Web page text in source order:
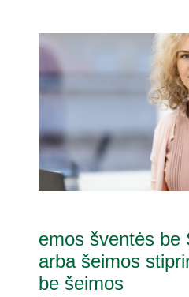
emos šventės be
arba šeimos
be šeimos